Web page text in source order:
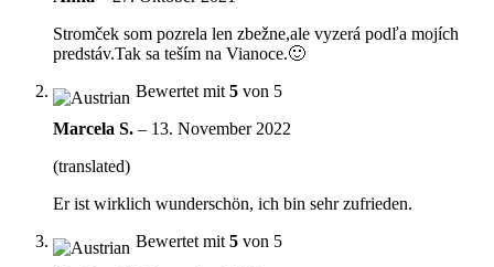
Stromček som pozrela len zbežne,ale vyzerá podľa mojích
predstáv.Tak sa teším na Vianoce.🙂
Bewertet mit 5 von 5
Marcela S. – 13. November 2022
(translated)
Er ist wirklich wunderschön, ich bin sehr zufrieden.
Bewertet mit 5 von 5